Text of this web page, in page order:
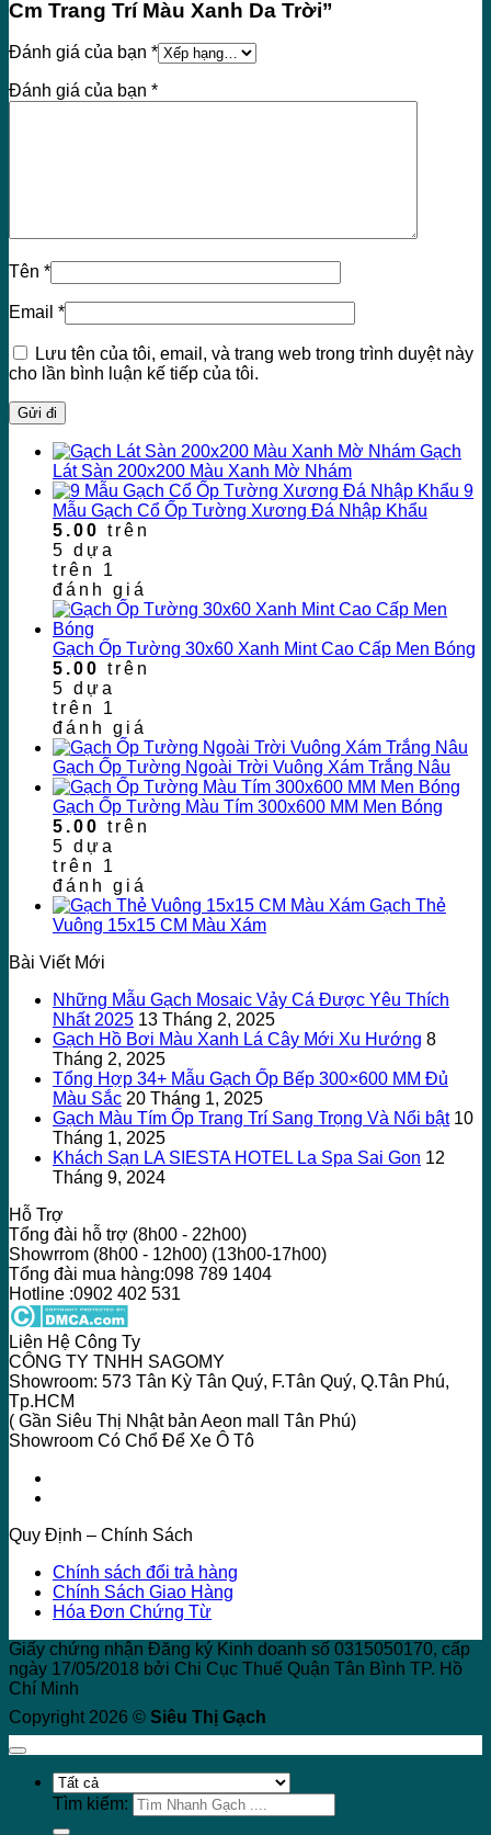
Cm Trang Trí Màu Xanh Da Trời”
Đánh giá của bạn *
Đánh giá của bạn *
Tên *
Email *
Lưu tên của tôi, email, và trang web trong trình duyệt này
cho lần bình luận kế tiếp của tôi.
Gạch
Lát Sàn 200x200 Màu Xanh Mờ Nhám
9
Mẫu Gạch Cổ Ốp Tường Xương Đá Nhập Khẩu
5.00 trên
5 dựa
trên 1
đánh giá
Gạch Ốp Tường 30x60 Xanh Mint Cao Cấp Men Bóng
5.00 trên
5 dựa
trên 1
đánh giá
Gạch Ốp Tường Ngoài Trời Vuông Xám Trắng Nâu
Gạch Ốp Tường Màu Tím 300x600 MM Men Bóng
5.00 trên
5 dựa
trên 1
đánh giá
Gạch Thẻ
Vuông 15x15 CM Màu Xám
Bài Viết Mới
Những Mẫu Gạch Mosaic Vảy Cá Được Yêu Thích
Nhất 2025 13 Tháng 2, 2025
Gạch Hồ Bơi Màu Xanh Lá Cây Mới Xu Hướng 8
Tháng 2, 2025
Tổng Hợp 34+ Mẫu Gạch Ốp Bếp 300×600 MM Đủ
Màu Sắc 20 Tháng 1, 2025
Gạch Màu Tím Ốp Trang Trí Sang Trọng Và Nổi bật 10
Tháng 1, 2025
Khách Sạn LA SIESTA HOTEL La Spa Sai Gon 12
Tháng 9, 2024
Hỗ Trợ
Tổng đài hỗ trợ (8h00 - 22h00)
Showrrom (8h00 - 12h00) (13h00-17h00)
Tổng đài mua hàng:098 789 1404
Hotline :0902 402 531
Liên Hệ Công Ty
CÔNG TY TNHH SAGOMY
Showroom: 573 Tân Kỳ Tân Quý, F.Tân Quý, Q.Tân Phú,
Tp.HCM
( Gần Siêu Thị Nhật bản Aeon mall Tân Phú)
Showroom Có Chổ Để Xe Ô Tô
Quy Định – Chính Sách
Chính sách đổi trả hàng
Chính Sách Giao Hàng
Hóa Đơn Chứng Từ
Giấy chứng nhận Đăng ký Kinh doanh số 0315050170, cấp
ngày 17/05/2018 bởi Chi Cục Thuế Quận Tân Bình TP. Hồ
Chí Minh
Copyright 2026 © Siêu Thị Gạch
Tìm kiếm: